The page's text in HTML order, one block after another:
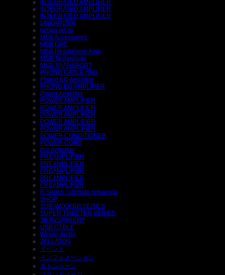
INTEGRATED AMPLIFIER
INTEGRATED AMPLIFIER
INTEGRATED AMPLIFIER
LINEARIZER
lumen white
MSB Accessories
MSB DAC
MSB Headphone Amp
MSB Technology
MSB TRANSPORT
PHONO CABLE (G6)
Phono EQ Amplifier
PHONO EQ AMPLIFIER
Power Amplifier
POWER AMPLIFIER
POWER AMPLIFIER
POWER AMPLIFIER
POWER AMPLIFIER
POWER AMPLIFIER
POWER CONDITIONER
POWER CORD
Pre Amplifier
PREAMPLIFIER
PREAMPLIFIER
PREAMPLIFIER
PREAMPLIFIER
PREAMPLIFIER
R Series : ultimate reference
SHOP
SUB-WOOFER SERIES
SUPER TWEETER SERIES
TRANSPARENT
USB CABLE
Wilson Audio
ZELLATON
イベント
インフォメーション
キャンペーン